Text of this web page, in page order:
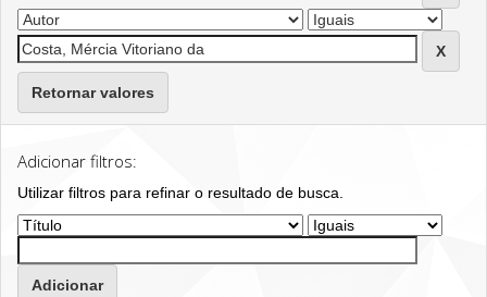
Retornar valores
Adicionar filtros:
Utilizar filtros para refinar o resultado de busca.